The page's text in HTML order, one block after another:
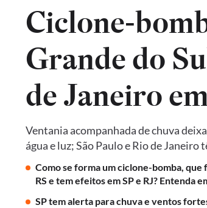
Ciclone-
Grande do
de Janeiro
Ventania acompanhada de chuva
água e luz; São Paulo e Rio de
Como se forma um ciclone-bomba, que
RS e tem efeitos em SP e RJ? Entenda
SP tem alerta para chuva e ventos